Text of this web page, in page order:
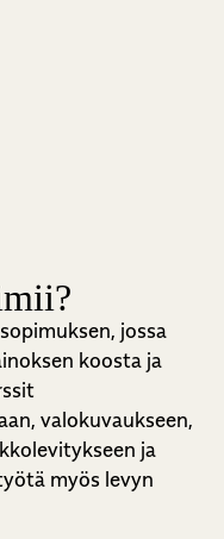
jossa
koosta ja
valokuvaukseen,
ja
myös levyn